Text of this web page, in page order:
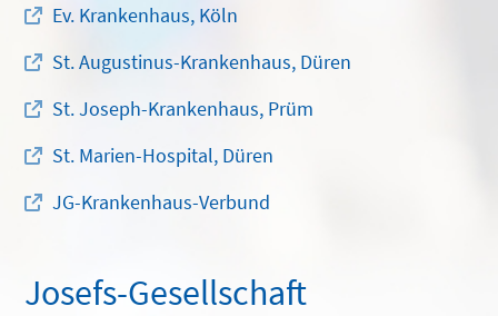
Ev. Krankenhaus, Köln
St. Augustinus-Krankenhaus, Düren
St. Joseph-Krankenhaus, Prüm
St. Marien-Hospital, Düren
JG-Krankenhaus-Verbund
Josefs-Gesellschaft